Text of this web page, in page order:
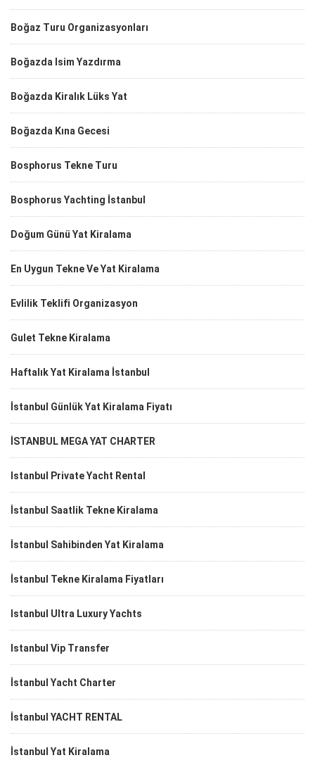
Boğaz Turu Organizasyonları
Boğazda Isim Yazdırma
Boğazda Kiralık Lüks Yat
Boğazda Kına Gecesi
Bosphorus Tekne Turu
Bosphorus Yachting İstanbul
Doğum Günü Yat Kiralama
En Uygun Tekne Ve Yat Kiralama
Evlilik Teklifi Organizasyon
Gulet Tekne Kiralama
Haftalık Yat Kiralama İstanbul
İstanbul Günlük Yat Kiralama Fiyatı
İSTANBUL MEGA YAT CHARTER
Istanbul Private Yacht Rental
İstanbul Saatlik Tekne Kiralama
İstanbul Sahibinden Yat Kiralama
İstanbul Tekne Kiralama Fiyatları
Istanbul Ultra Luxury Yachts
Istanbul Vip Transfer
İstanbul Yacht Charter
İstanbul YACHT RENTAL
İstanbul Yat Kiralama